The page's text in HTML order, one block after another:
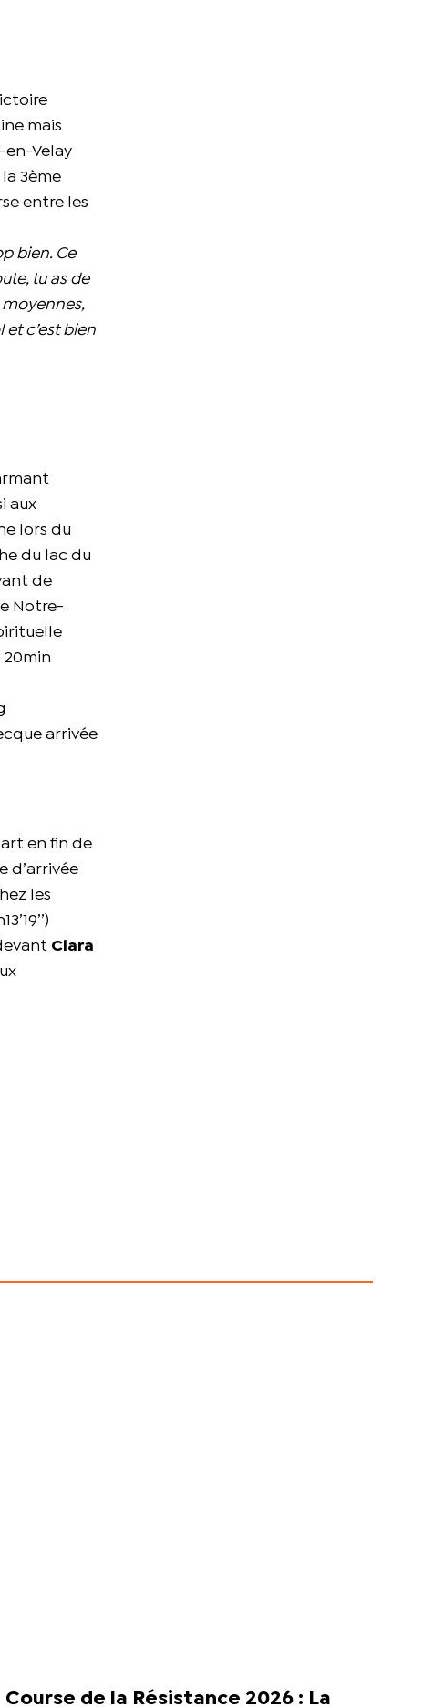
mais
en-Velay
3ème
entre les
bien. Ce
tu as de
moyennes,
et c’est bien
aux
lors du
du lac du
de
Notre-
20min
arrivée
en fin de
d’arrivée
les
Clara
Course de la Résistance 2026 : La